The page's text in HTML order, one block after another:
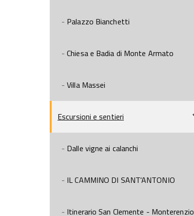
Palazzo Bianchetti
Chiesa e Badia di Monte Armato
Villa Massei
Escursioni e sentieri
Dalle vigne ai calanchi
IL CAMMINO DI SANT'ANTONIO
Itinerario San Clemente - Monterenzio